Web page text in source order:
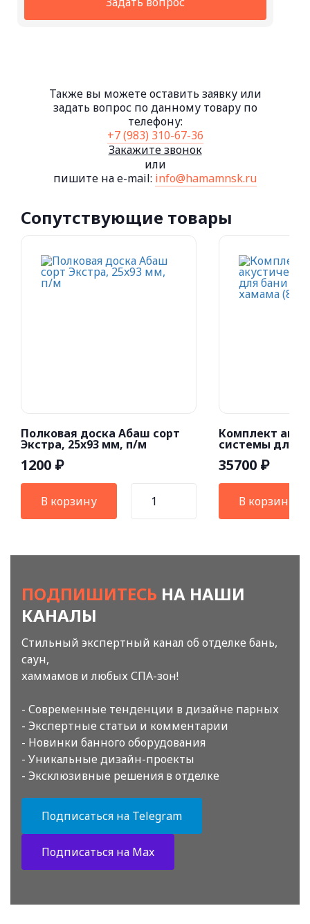
Также вы можете оставить заявку или
задать вопрос по данному товару по
телефону:
+7 (983) 310-67-36
Закажите звонок
или
пишите на e-mail: info@hamamnsk.ru
Сопутствующие товары
Полковая доска Абаш сорт
Экстра, 25x93 мм, п/м
1200 ₽
В корзину
Комплект
системы для
35700 ₽
В корзину
ПОДПИШИТЕСЬ НА НАШИ
КАНАЛЫ
Стильный экспертный канал об отделке бань,
саун,
хаммамов и любых СПА-зон!
- Современные тенденции в дизайне парных
- Экспертные статьи и комментарии
- Новинки банного оборудования
- Уникальные дизайн-проекты
- Эксклюзивные решения в отделке
Подписаться на Telegram
Подписаться на Max